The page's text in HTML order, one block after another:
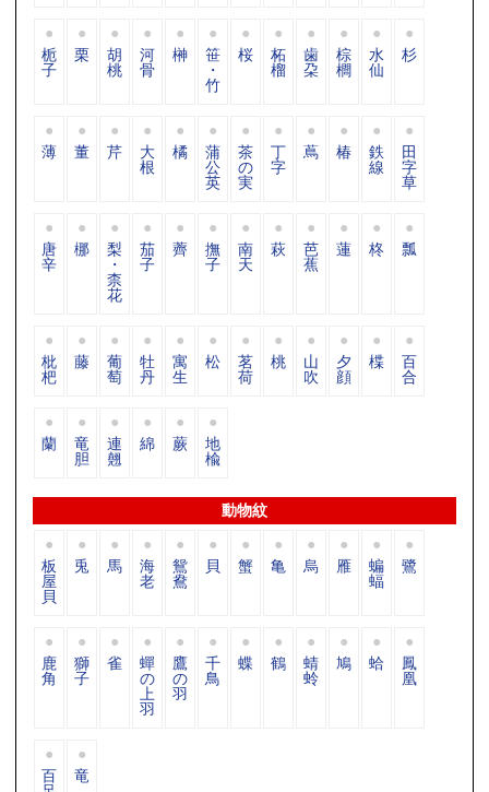
栀
子
栗 胡
桃
河
骨
榊 笹
・
竹
桜 柘
榴
歯
朶
棕
櫚
水
仙
杉
薄 董 芹 大
根
橘 蒲
公
英
茶
の
実
丁
字
蔦 椿 鉄
線
田
字
草
唐
辛
梛 梨
・
柰
花
茄
子
薺 撫
子
南
天
萩 芭
蕉
蓮 柊 瓢
枇
杷
藤 葡
萄
牡
丹
寓
生
松 茗
荷
桃 山
吹
夕
顔
楪 百
合
蘭 竜
胆
連
翹
綿 蕨 地
楡
動物紋
板
屋
貝
兎 馬 海
老
鴛
鴦
貝 蟹 亀 烏 雁 蝙
蝠
鷺
鹿
角
獅
子
雀 蟬
の
上
羽
鷹
の
羽
千
鳥
蝶 鶴 蜻
蛉
鳩 蛤 鳳
凰
百 竜